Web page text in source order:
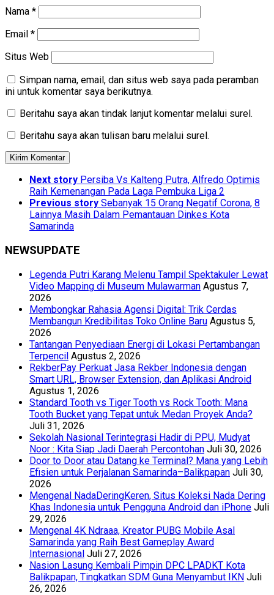
Nama *
Email *
Situs Web
Simpan nama, email, dan situs web saya pada peramban
ini untuk komentar saya berikutnya.
Beritahu saya akan tindak lanjut komentar melalui surel.
Beritahu saya akan tulisan baru melalui surel.
Next story Persiba Vs Kalteng Putra, Alfredo Optimis
Raih Kemenangan Pada Laga Pembuka Liga 2
Previous story Sebanyak 15 Orang Negatif Corona, 8
Lainnya Masih Dalam Pemantauan Dinkes Kota
Samarinda
NEWSUPDATE
Legenda Putri Karang Melenu Tampil Spektakuler Lewat
Video Mapping di Museum Mulawarman Agustus 7,
2026
Membongkar Rahasia Agensi Digital: Trik Cerdas
Membangun Kredibilitas Toko Online Baru Agustus 5,
2026
Tantangan Penyediaan Energi di Lokasi Pertambangan
Terpencil Agustus 2, 2026
RekberPay Perkuat Jasa Rekber Indonesia dengan
Smart URL, Browser Extension, dan Aplikasi Android
Agustus 1, 2026
Standard Tooth vs Tiger Tooth vs Rock Tooth: Mana
Tooth Bucket yang Tepat untuk Medan Proyek Anda?
Juli 31, 2026
Sekolah Nasional Terintegrasi Hadir di PPU, Mudyat
Noor : Kita Siap Jadi Daerah Percontohan Juli 30, 2026
Door to Door atau Datang ke Terminal? Mana yang Lebih
Efisien untuk Perjalanan Samarinda–Balikpapan Juli 30,
2026
Mengenal NadaDeringKeren, Situs Koleksi Nada Dering
Khas Indonesia untuk Pengguna Android dan iPhone Juli
29, 2026
Mengenal 4K Ndraaa, Kreator PUBG Mobile Asal
Samarinda yang Raih Best Gameplay Award
Internasional Juli 27, 2026
Nasion Lasung Kembali Pimpin DPC LPADKT Kota
Balikpapan, Tingkatkan SDM Guna Menyambut IKN Juli
26, 2026